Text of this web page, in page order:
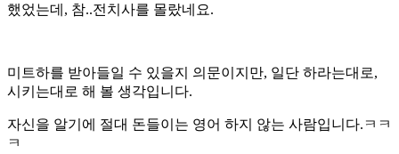
했었는데, 참..전치사를 몰랐네요.
미트하를 받아들일 수 있을지 의문이지만, 일단 하라는대로,
시키는대로 해 볼 생각입니다.
자신을 알기에 절대 돈들이는 영어 하지 않는 사람입니다.ㅋㅋ
ㅋ